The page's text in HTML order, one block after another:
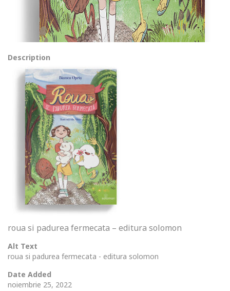
Description
roua si padurea fermecata – editura solomon
Alt Text
roua si padurea fermecata - editura solomon
Date Added
noiembrie 25, 2022